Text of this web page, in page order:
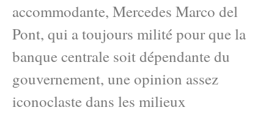
accommodante, Mercedes Marco del
Pont, qui a toujours milité pour que la
banque centrale soit dépendante du
gouvernement, une opinion assez
iconoclaste dans les milieux